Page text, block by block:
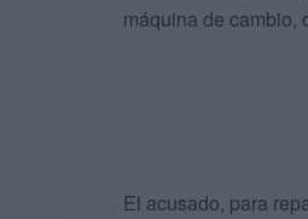
máquina de cambio,
El acusado, para